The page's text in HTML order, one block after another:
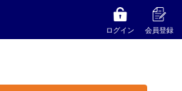
ログイン 会員登録
株式会社コクミン
コミ（年収・職場環境・キャリアアップ・